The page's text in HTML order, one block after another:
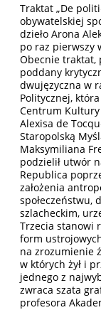
Traktat „De
obywatelskiej
dzieło Arona
po raz pierwszy
Obecnie traktat,
poddany
dwujęzyczna w
Politycznej,
Centrum
Alexisa de
Staropolską
Maksymiliana
podzielił utwór
Republica
założenia
społeczeństwu,
szlacheckim,
Trzecia stanowi
form
na zrozumienie
w których żył i
jednego z
zwraca szata
profesora